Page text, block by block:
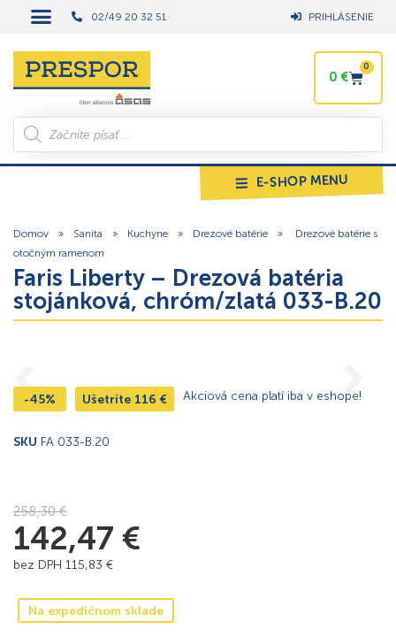
02/49 20 32 51 PRIHLÁSENIE
0 €
0
E-SHOP MENU
Domov » Sanita » Kuchyne » Drezové batérie »
Drezové batérie s
otočným ramenom
Faris Liberty – Drezová batéria
stojánková, chróm/zlatá 033-B.20
-45% Ušetríte 116 € Akciová cena platí iba v eshope!
SKU FA 033-B.20
258,30€
142,47 €
bez DPH 115,83 €
Na expedičnom sklade